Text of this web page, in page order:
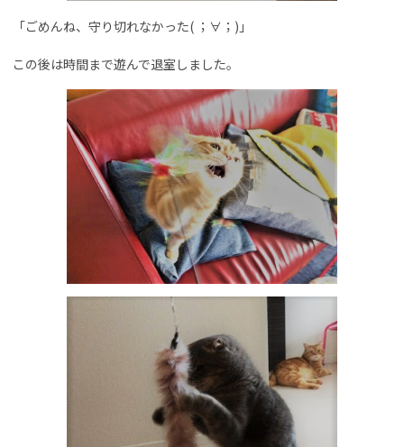
「ごめんね、守り切れなかった( ；∀；)」
この後は時間まで遊んで退室しました。